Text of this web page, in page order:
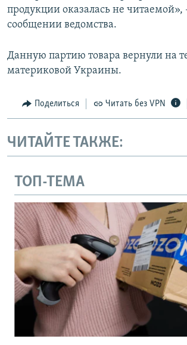
продукции оказалась не читаемой»,
сообщении ведомства.
Данную партию товара вернули на
материковой Украины.
Поделиться Читать без VPN
ЧИТАЙТЕ ТАКЖЕ:
ТОП-ТЕМА